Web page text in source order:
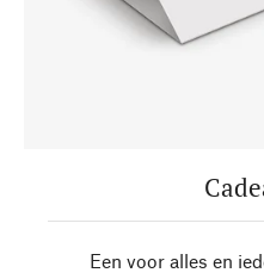
Een voor alles en